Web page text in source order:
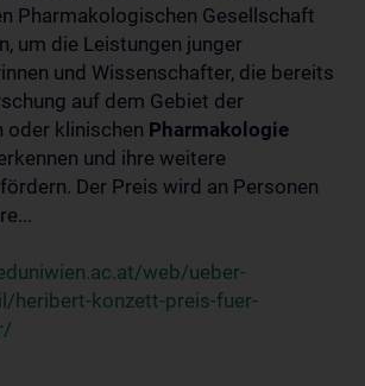
Pharmakologischen Gesellschaft
um die Leistungen junger
und Wissenschafter, die bereits
auf dem Gebiet der
oder klinischen Pharmakologie
und ihre weitere
Der Preis wird an Personen
web/ueber-
heribert-konzett-preis-fuer-